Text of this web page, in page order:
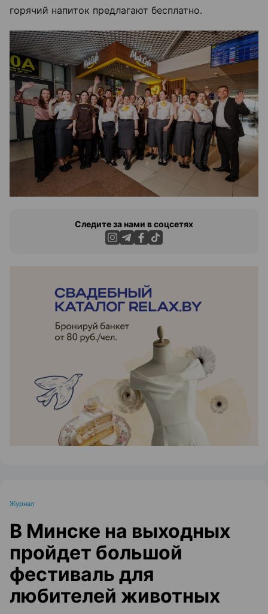
горячий напиток предлагают бесплатно.
Следите за нами в соцсетях
ЭФФЕКТИВНАЯ РЕКЛАМА НА САЙТЕ
Журнал
В Минске на выходных
пройдет большой
фестиваль для
любителей животных